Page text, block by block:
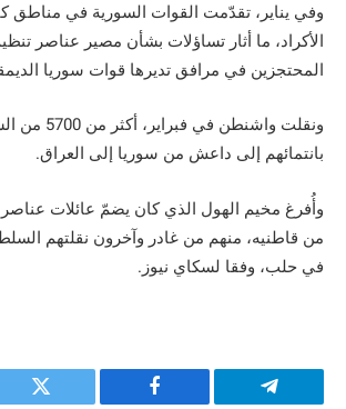
وفي يناير، تقدّمت القوات السورية في
الأكراد، ما أثار تساؤلات بشأن مصير عناصر
المحتجزين في مرافق تديرها قوات سوريا
ونقلت واشنطن
بانتمائهم إلى داعش من سوريا إلى العراق.
وأُفرغ مخيم الهول الذي كان يضمّ عائلات
من قاطنيه، منهم من غادر وآخرون نقلتهم
في حلب، وفقا لسكاي نيوز.
تيلقرام فيسبوك تويتر